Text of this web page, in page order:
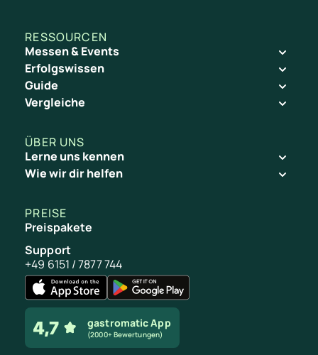
RESSOURCEN
Messen & Events
Erfolgswissen
Guide
Vergleiche
ÜBER UNS
Lerne uns kennen
Wie wir dir helfen
PREISE
Preispakete
Support
+49 6151 / 7877 744
gastromatic App
(2000+ Bewertungen)